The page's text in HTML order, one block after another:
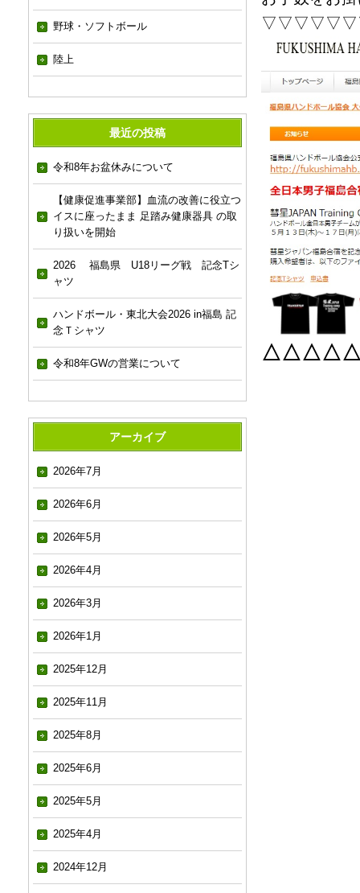
野球・ソフトボール
陸上
最近の投稿
令和8年お盆休みについて
【健康促進事業部】血流の改善に役立つ
イスに座ったまま 足踏み健康器具 の取
り扱いを開始
2026 福島県 U18リーグ戦 記念Tシ
ャツ
ハンドボール・東北大会2026 in福島 記
念Ｔシャツ
令和8年GWの営業について
アーカイブ
2026年7月
2026年6月
2026年5月
2026年4月
2026年3月
2026年1月
2025年12月
2025年11月
2025年8月
2025年6月
2025年5月
2025年4月
2024年12月